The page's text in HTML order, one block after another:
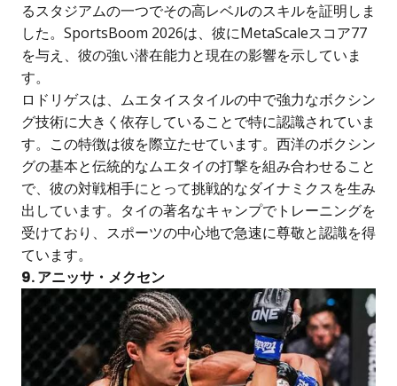
るスタジアムの一つでその高レベルのスキルを証明しま
した。SportsBoom 2026は、彼にMetaScaleスコア77
を与え、彼の強い潜在能力と現在の影響を示していま
す。
ロドリゲスは、ムエタイスタイルの中で強力なボクシン
グ技術に大きく依存していることで特に認識されていま
す。この特徴は彼を際立たせています。西洋のボクシン
グの基本と伝統的なムエタイの打撃を組み合わせること
で、彼の対戦相手にとって挑戦的なダイナミクスを生み
出しています。タイの著名なキャンプでトレーニングを
受けており、スポーツの中心地で急速に尊敬と認識を得
ています。
9. アニッサ・メクセン